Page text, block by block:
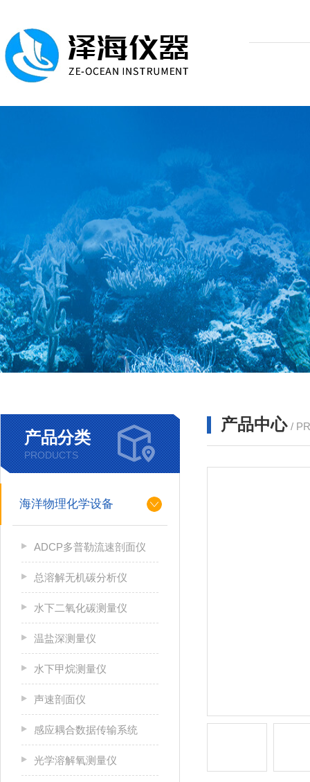
产品分类
PRODUCTS
海洋物理化学设备
ADCP多普勒流速剖面仪
总溶解无机碳分析仪
水下二氧化碳测量仪
温盐深测量仪
水下甲烷测量仪
声速剖面仪
感应耦合数据传输系统
光学溶解氧测量仪
产品中心 /